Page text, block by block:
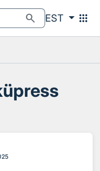
search EST apps